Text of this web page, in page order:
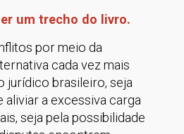
um trecho do livro.
por meio da
cada vez mais
jurídico brasileiro, seja
aliviar a excessiva carga
seja pela possibilidade